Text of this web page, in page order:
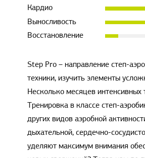
Кардио
Выносливость
Восстановление
Step Pro – направление степ-
техники, изучить элементы
Несколько месяцев интенсивных
Тренировка в классе степ-
других видов аэробной
дыхательной, сердечно-
уделяют максимум внимания